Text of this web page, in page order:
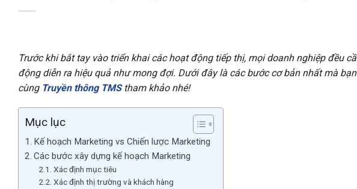
Trước khi bắt tay vào triển khai các hoạt động tiếp thị, mọi doanh nghiệp đều
động diễn ra hiệu quả như mong đợi. Dưới đây là các bước cơ bản nhất mà
cùng Truyền thông TMStham khảo nhé!
Mục lục
Kế hoạch Marketing vs Chiến lược Marketing
Các bước xây dựng kế hoạch Marketing
Xác định mục tiêu
Xác định thị trường và khách hàng